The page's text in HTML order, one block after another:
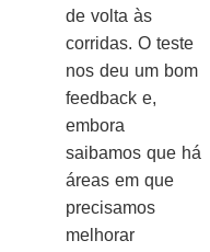
de volta às
corridas. O teste
nos deu um bom
feedback e,
embora
saibamos que há
áreas em que
precisamos
melhorar